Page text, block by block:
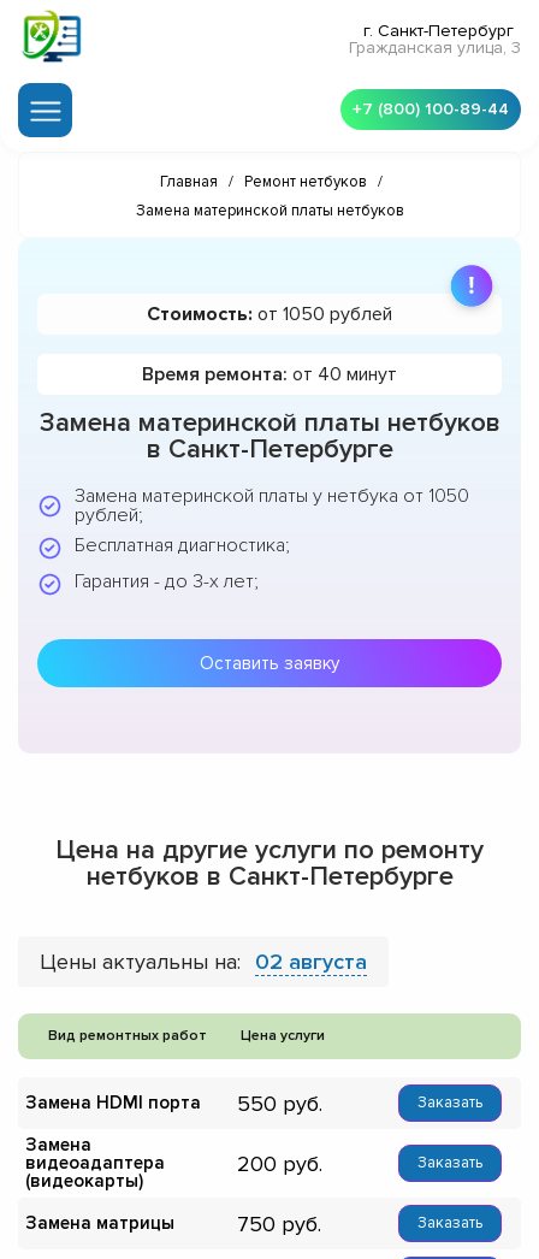
г. Санкт-Петербург
Гражданская улица, 3
+7 (800) 100-89-44
Главная / Ремонт нетбуков
/
Замена материнской платы нетбуков
Замена материнской платы нетбуков
в Санкт-Петербурге
Замена материнской платы у нетбука от 1050
рублей;
Бесплатная диагностика;
Гарантия - до 3-х лет;
Оставить заявку
Стоимость: от 1050 рублей
Время ремонта: от 40 минут
Цена на другие услуги по ремонту
нетбуков в Санкт-Петербурге
Цены актуальны на: 02 августа
Вид ремонтных работ Цена услуги
Замена HDMI порта 550 Заказать
Замена
видеоадаптера
(видеокарты)
200 Заказать
Замена матрицы 750 Заказать